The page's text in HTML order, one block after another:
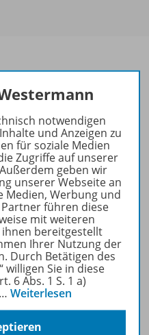
notwendigen
und Anzeigen zu
für soziale Medien
Zugriffe auf unserer
geben wir
unserer Webseite an
Medien, Werbung und
führen diese
mit weiteren
ihnen bereitgestellt
Ihrer Nutzung der
Durch Betätigen des
willigen Sie in diese
6 Abs. 1 S. 1 a)
… Weiterlesen